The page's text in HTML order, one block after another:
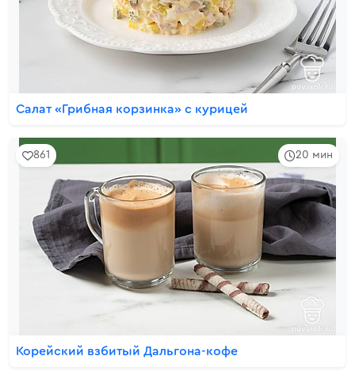
Салат «Грибная корзинка» с курицей
20 мин
861
Корейский взбитый Дальгона-кофе